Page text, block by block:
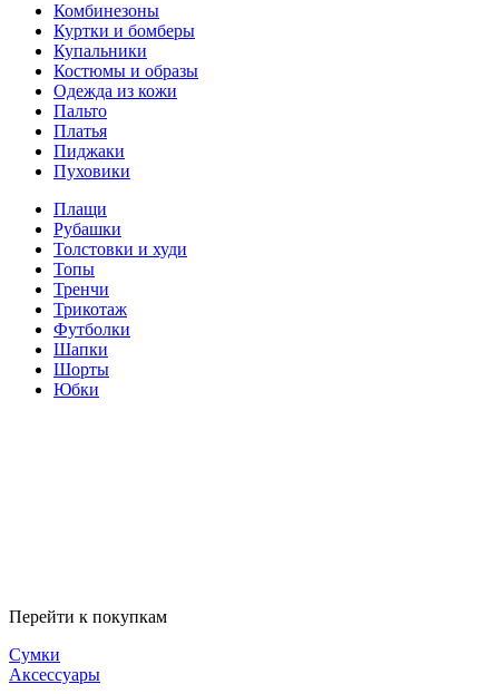
Комбинезоны
Куртки и бомберы
Купальники
Костюмы и образы
Одежда из кожи
Пальто
Платья
Пиджаки
Пуховики
Плащи
Рубашки
Толстовки и худи
Топы
Тренчи
Трикотаж
Футболки
Шапки
Шорты
Юбки
Перейти к покупкам
Сумки
Аксессуары